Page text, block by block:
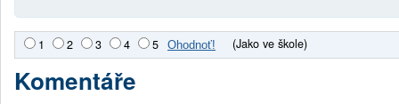
1 2 3 4 5 (Jako ve škole)
Komentáře